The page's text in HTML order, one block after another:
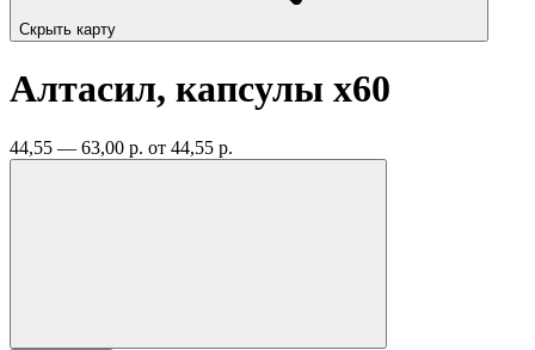
Скрыть карту
Алтасил, капсулы x60
44,55 — 63,00 р. от 44,55 р.